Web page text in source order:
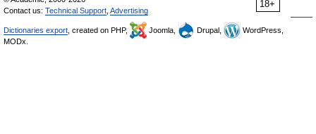
18+
Contact us: Technical Support Advertising
Dictionaries export , created on PHP, Joomla, Drupal,
WordPress,
MODx.